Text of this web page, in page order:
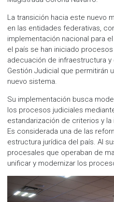
La transición hacia este nuevo
en las entidades federativas,
implementación nacional para
el país se han iniciado
adecuación de infraestructura
Gestión Judicial que permitirán
nuevo sistema.
Su implementación busca
los procesos judiciales
estandarización de criterios y
Es considerada una de las
estructura jurídica del país. Al
procesales que operaban de
unificar y modernizar los